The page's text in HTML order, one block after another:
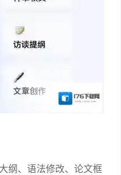
纲、语法修改、论文框